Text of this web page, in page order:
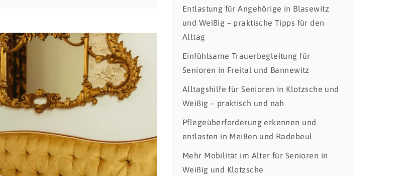
Entlastung für Angehörige in Blasewitz
und Weißig – praktische Tipps für den
Alltag
Einfühlsame Trauerbegleitung für
Senioren in Freital und Bannewitz
Alltagshilfe für Senioren in Klotzsche und
Weißig – praktisch und nah
Pflegeüberforderung erkennen und
entlasten in Meißen und Radebeul
Mehr Mobilität im Alter für Senioren in
Weißig und Klotzsche